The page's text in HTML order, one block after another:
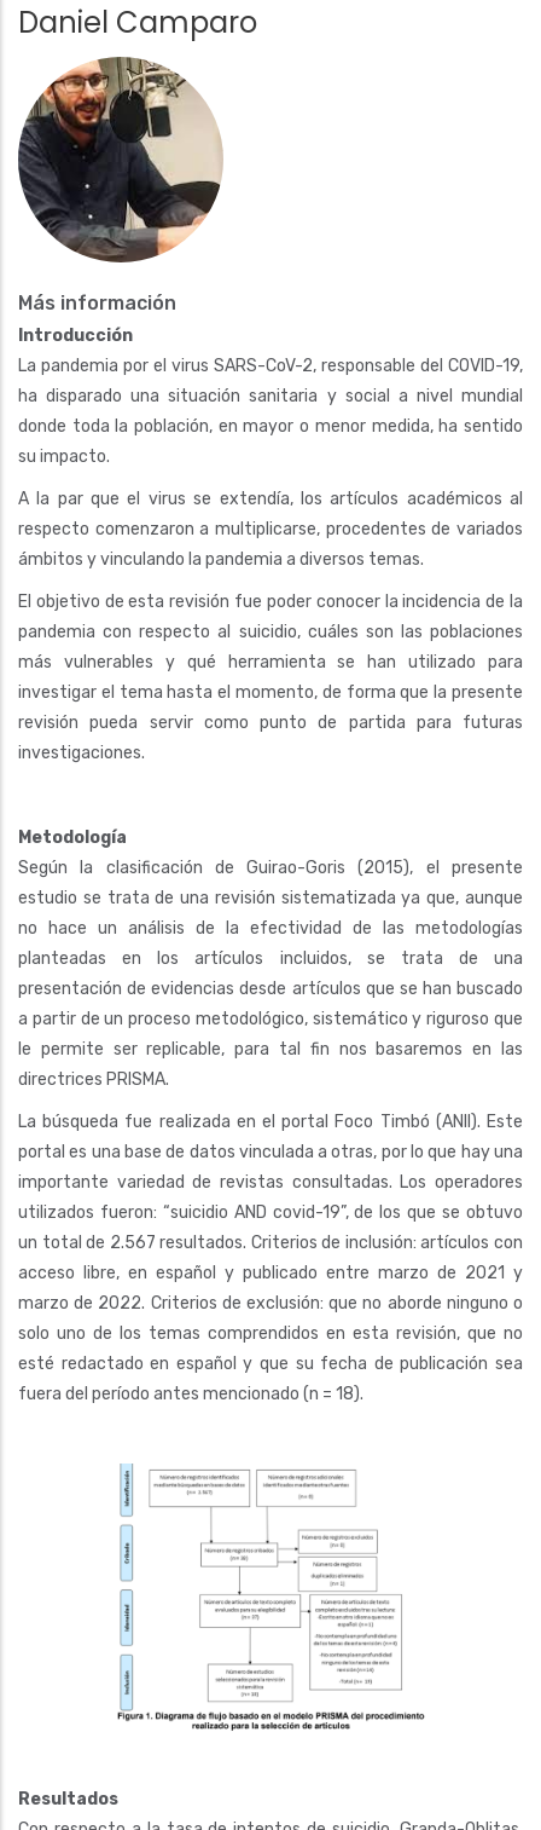
Daniel Camparo
Fotografía
Más información
Introducción
La pandemia por el virus SARS-CoV-2, responsable del COVID-19,
ha disparado una situación sanitaria y social a nivel mundial
donde toda la población, en mayor o menor medida, ha sentido
su impacto.
A la par que el virus se extendía, los artículos académicos al
respecto comenzaron a multiplicarse, procedentes de variados
ámbitos y vinculando la pandemia a diversos temas.
El objetivo de esta revisión fue poder conocer la incidencia de la
pandemia con respecto al suicidio, cuáles son las poblaciones
más vulnerables y qué herramienta se han utilizado para
investigar el tema hasta el momento, de forma que la presente
revisión pueda servir como punto de partida para futuras
investigaciones.
Metodología
Según la clasificación de Guirao-Goris (2015), el presente
estudio se trata de una revisión sistematizada ya que, aunque
no hace un análisis de la efectividad de las metodologías
planteadas en los artículos incluidos, se trata de una
presentación de evidencias desde artículos que se han buscado
a partir de un proceso metodológico, sistemático y riguroso que
le permite ser replicable, para tal fin nos basaremos en las
directrices PRISMA.
La búsqueda fue realizada en el portal Foco Timbó (ANII). Este
portal es una base de datos vinculada a otras, por lo que hay una
importante variedad de revistas consultadas. Los operadores
utilizados fueron: “suicidio AND covid-19”, de los que se obtuvo
un total de 2.567 resultados. Criterios de inclusión: artículos con
acceso libre, en español y publicado entre marzo de 2021 y
marzo de 2022. Criterios de exclusión: que no aborde ninguno o
solo uno de los temas comprendidos en esta revisión, que no
esté redactado en español y que su fecha de publicación sea
fuera del período antes mencionado (n = 18).
Resultados